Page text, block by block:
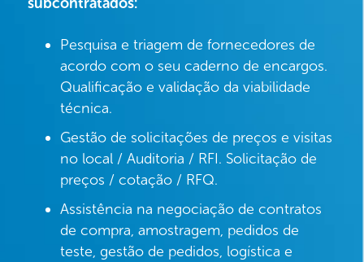
Pesquisa e triagem de fornecedores de
acordo com o seu caderno de encargos.
Qualificação e validação da viabilidade
técnica.
Gestão de solicitações de preços e visitas
no local / Auditoria / RFI. Solicitação de
preços / cotação / RFQ.
Assistência na negociação de contratos
de compra, amostragem, pedidos de
teste, gestão de pedidos, logística e